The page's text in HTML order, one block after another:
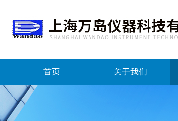
首页 关于我们